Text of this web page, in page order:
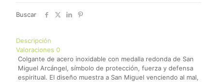
Inoxidable
Buscar
Descripción
Valoraciones 0
Colgante de acero inoxidable con medalla redonda de San
Miguel Arcángel, símbolo de protección, fuerza y defensa
espiritual. El diseño muestra a San Miguel venciendo al mal,